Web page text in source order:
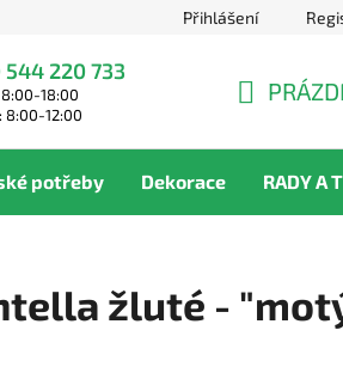
Přihlášení
220 733
18:00
8:00-12:00
KOŠÍK
potřeby Dekorace RADY A
žluté -